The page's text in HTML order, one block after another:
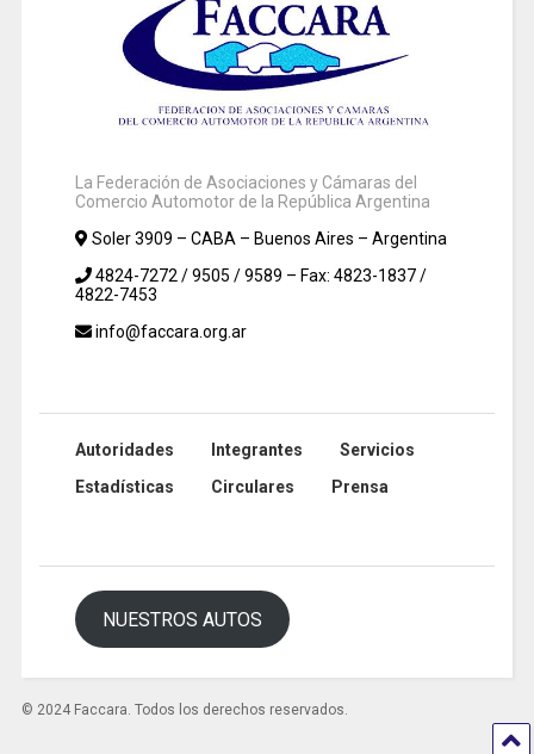
La Federación de Asociaciones y Cámaras del
Comercio Automotor de la República Argentina
Soler 3909 – CABA – Buenos Aires – Argentina
4824-7272 / 9505 / 9589 – Fax: 4823-1837 /
4822-7453
info@faccara.org.ar
Autoridades Integrantes
Servicios
Estadísticas
Circulares Prensa
NUESTROS AUTOS
© 2024 Faccara. Todos los derechos reservados.